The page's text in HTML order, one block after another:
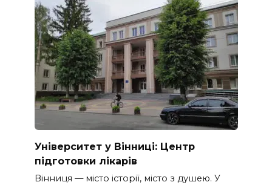
Університет у Вінниці: Центр
підготовки лікарів
Вінниця — місто історії, місто з душею. У